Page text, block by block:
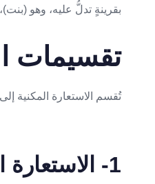
بقرينةٍ تدلُّ عليه، وهو
تقسيمات
تُقسم الاستعارة المكنية
1- الاستعارة المكنية الأصلية